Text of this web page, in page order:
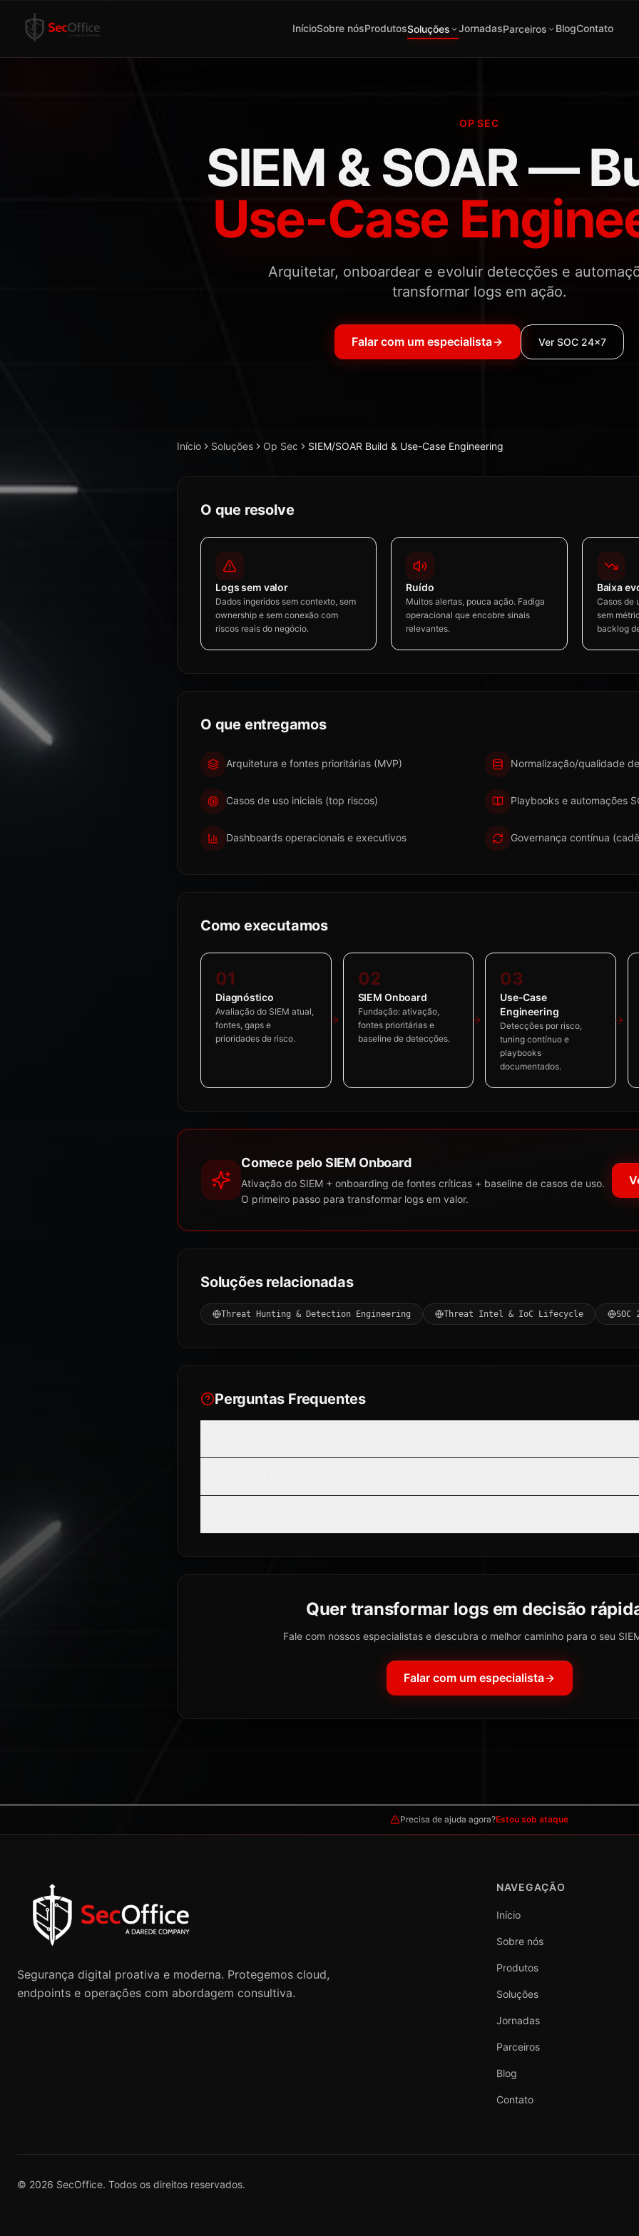
InícioSobre nósProdutosSoluções JornadasParceiros BlogContato
OP SEC
SIEM & SOAR —
Use-Case
Arquitetar, onboardear e evoluir detecções e
transformar logs em ação.
Falar com um especialista Ver SOC 24×7
Início Soluções Op Sec SIEM/SOAR Build & Use-Case Engineering
O que resolve
Logs sem valor
Dados ingeridos sem contexto, sem
ownership e sem conexão com
riscos reais do negócio.
Ruído
Muitos alertas, pouca ação. Fadiga
operacional que encobre sinais
relevantes.
Baixa
Casos de
sem
backlog
O que entregamos
Arquitetura e fontes prioritárias (MVP) Normalização/qualidade
Casos de uso iniciais (top riscos) Playbooks e automações
Dashboards operacionais e executivos Governança contínua
Como executamos
01
Diagnóstico
Avaliação do SIEM atual,
fontes, gaps e
prioridades de risco.
02
SIEM Onboard
Fundação: ativação,
fontes prioritárias e
baseline de detecções.
03
Use-Case
Engineering
Detecções por risco,
tuning contínuo e
playbooks
documentados.
Comece pelo SIEM Onboard
Ativação do SIEM + onboarding de fontes críticas + baseline de casos de uso.
O primeiro passo para transformar logs em valor.
Soluções relacionadas
Threat Hunting & Detection Engineering Threat Intel & IoC Lifecycle SOC
Perguntas Frequentes
Quer transformar logs em decisão
Fale com nossos especialistas e descubra o melhor caminho para o seu
Falar com um especialista
Precisa de ajuda agora?Estou sob ataque
Segurança digital proativa e moderna. Protegemos cloud,
endpoints e operações com abordagem consultiva.
NAVEGAÇÃO
Início
Sobre nós
Produtos
Soluções
Jornadas
Parceiros
Blog
Contato
© 2026 SecOffice. Todos os direitos reservados.